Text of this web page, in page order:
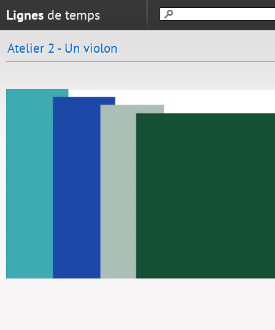
Lignes de temps
Atelier 2 - Un violon